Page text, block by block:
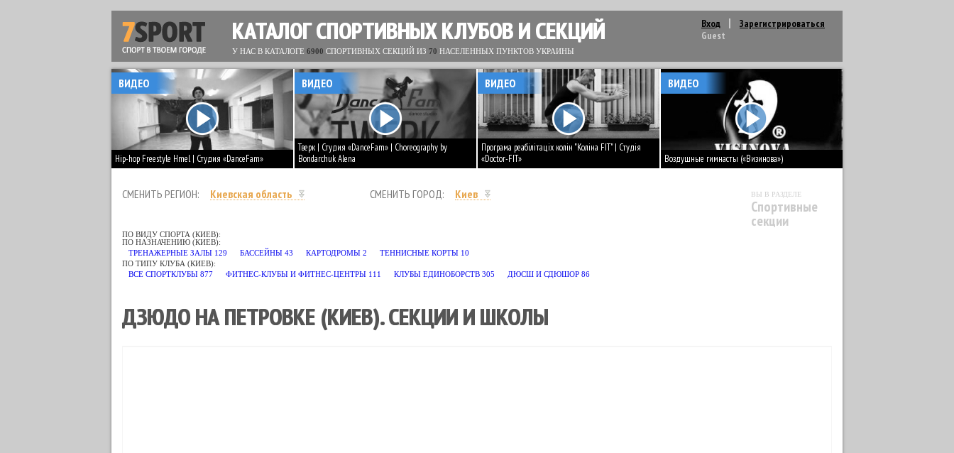
Вход
Зарегистрироваться
Guest
КАТАЛОГ СПОРТИВНЫХ КЛУБОВ И СЕКЦИЙ
У НАС В КАТАЛОГЕ 6900 СПОРТИВНЫХ СЕКЦИЙ ИЗ 70 НАСЕЛЕННЫХ ПУНКТОВ УКРАИНЫ
Hip-hop Freestyle Hmel | Студия «DanceFam»
ВИДЕО
Тверк | Студия «DanceFam» | Choreography by
Bondarchuk Alena
ВИДЕО
Програма реабілітаціх колін "Коліна FIT" | Студія
«Doctor-FIT»
ВИДЕО
Воздушные гимнасты («Визинова»)
ВИДЕО
СМЕНИТЬ РЕГИОН: Киевская область СМЕНИТЬ ГОРОД: Киев ВЫ В РАЗДЕЛЕ
Спортивные
секции
ПО ВИДУ СПОРТА (КИЕВ):
ВОДНОЛЫЖНЫЙ СПОРТ 1 ВОЛЕЙБОЛ
САМООБОРОНА 66 СИНХРОННОЕ ПЛАВАНИЕ СКВОШ 6 СКЕЙТБОРДИНГ 1 СНОУБОРДИНГ
ПО НАЗНАЧЕНИЮ (КИЕВ):
ТРЕНАЖЕРНЫЕ ЗАЛЫ 129 БАССЕЙНЫ 43 КАРТОДРОМЫ 2 ТЕННИСНЫЕ КОРТЫ 10
ПО ТИПУ КЛУБА (КИЕВ):
ВСЕ СПОРТКЛУБЫ 877 ФИТНЕС-КЛУБЫ И ФИТНЕС-ЦЕНТРЫ 111 КЛУБЫ ЕДИНОБОРСТВ 305 ДЮСШ И СДЮШОР 86
ДЗЮДО НА ПЕТРОВКЕ (КИЕВ). СЕКЦИИ И ШКОЛЫ